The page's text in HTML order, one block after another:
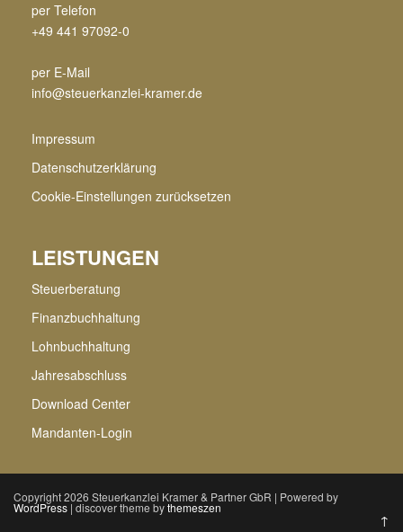
per Telefon
+49 441 97092-0
per E-Mail
info@steuerkanzlei-kramer.de
Impressum
Datenschutzerklärung
Cookie-Einstellungen zurücksetzen
LEISTUNGEN
Steuerberatung
Finanzbuchhaltung
Lohnbuchhaltung
Jahresabschluss
Download Center
Mandanten-Login
Copyright 2026 Steuerkanzlei Kramer & Partner GbR | Powered by
WordPress | discover theme bythemeszen
↑